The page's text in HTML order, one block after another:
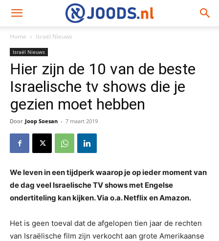
Home Israël Nieuws
Israël Nieuws
Hier zijn de 10 van de beste
Israelische tv shows die je
gezien moet hebben
Door Joop Soesan - 7 maart 2019
We leven in een tijdperk waarop je op ieder moment van
de dag veel Israelische TV shows met Engelse
ondertiteling kan kijken. Via o.a. Netflix en Amazon.
Het is geen toeval dat de afgelopen tien jaar de rechten
van Israëlische film zijn verkocht aan grote Amerikaanse